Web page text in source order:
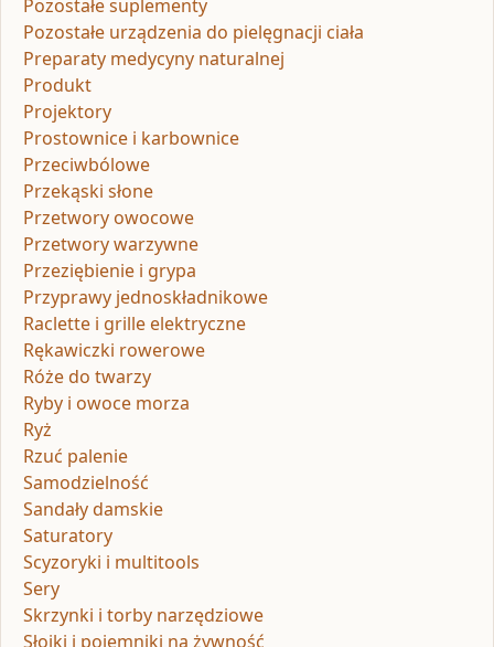
Pozostałe suplementy
Pozostałe urządzenia do pielęgnacji ciała
Preparaty medycyny naturalnej
Produkt
Projektory
Prostownice i karbownice
Przeciwbólowe
Przekąski słone
Przetwory owocowe
Przetwory warzywne
Przeziębienie i grypa
Przyprawy jednoskładnikowe
Raclette i grille elektryczne
Rękawiczki rowerowe
Róże do twarzy
Ryby i owoce morza
Ryż
Rzuć palenie
Samodzielność
Sandały damskie
Saturatory
Scyzoryki i multitools
Sery
Skrzynki i torby narzędziowe
Słoiki i pojemniki na żywność